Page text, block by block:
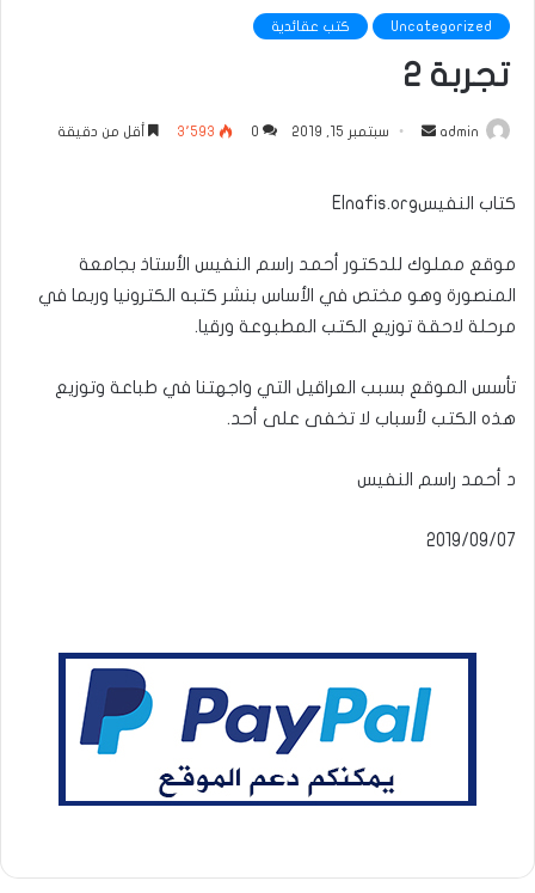
Uncategorized كتب عقائدية
تجربة 2
admin
أرسل
سبتمبر 15, 2019 0 3٬593 أقل من دقيقة
كتاب النفيسElnafis.org
موقع مملوك للدكتور أحمد راسم النفيس الأستاذ بجامعة
المنصورة وهو مختص في الأساس بنشر كتبه الكترونيا وربما في
مرحلة لاحقة توزيع الكتب المطبوعة ورقيا.
تأسس الموقع بسبب العراقيل التي واجهتنا في طباعة وتوزيع
هذه الكتب لأسباب لا تخفى على أحد.
د أحمد راسم النفيس